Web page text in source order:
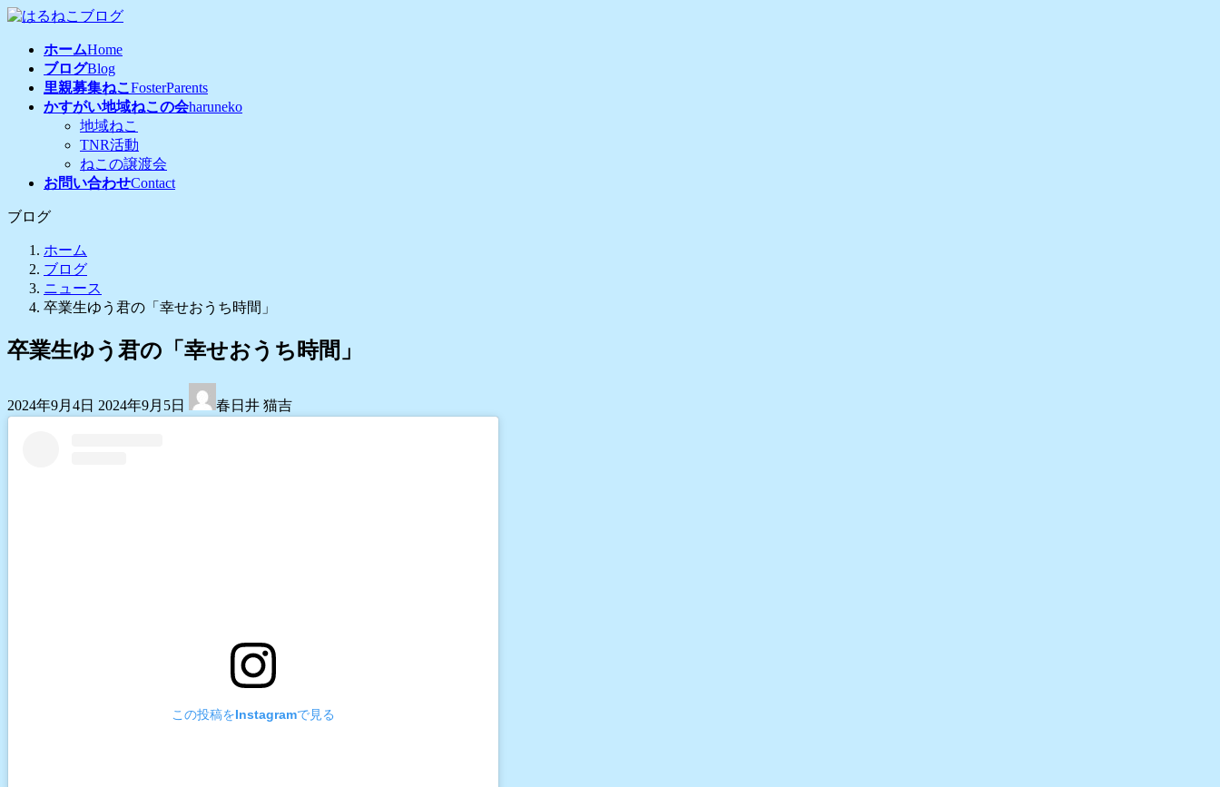
コ
ナ
ホームHome
ブログBlog
里親募集ねこ FosterParents
かすがい地域ねこの会haruneko
地域ねこ
TNR活動
ねこの譲渡会
お問い合わせContact
ブログ
ホーム
ブログ
ニュース
卒業生ゆう君の「幸せおうち時間」
卒業生ゆう君の「幸せおうち時間」
2024年9月4日 終
2024年9月5日 春日井 猫吉
この投稿をInstagramで見る